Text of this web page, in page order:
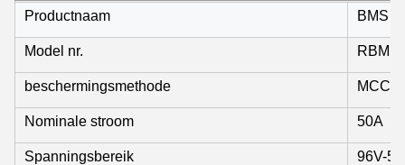
Productnaam
BMS
Model nr.
beschermingsmethode
Nominale stroom 50A
Spanningsbereik 96V-